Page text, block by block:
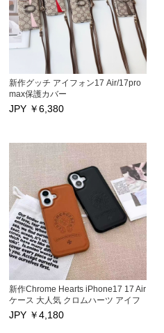
新作グッチ アイフォン17 Air/17pro
max保護カバー
iphone16 iphone16pro/ 16pro max
ケース カードポケット付き
pro/17プロ携帯カバー ストラップ付
き Gucci アイフォン14 Pro max 17
スマホ保護カバー 激安
iPhone13pro/13 Pro max/12スマホ
ケース 高品質
JPY ￥6,380
新作Chrome Hearts iPhone17 17 Air
ケース 大人気 クロムハーツ アイフ
ォン17プロ/17Pro Max保護カバー男
女兼用 iphone16/16Pro/16Pro Max
JPY ￥4,180